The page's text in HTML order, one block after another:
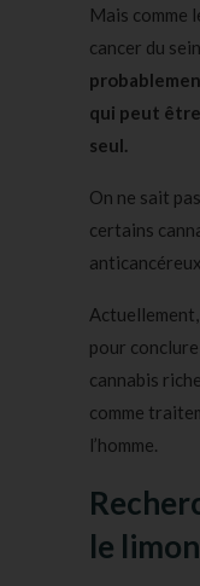
Mais comme
cancer du
qui peut
seul.
On ne sait
certains
Actuellement,
pour
cannabis
comme
l’homme.
le